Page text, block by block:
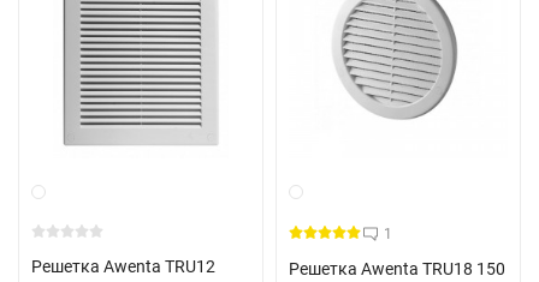
Решетка Awenta TRU12
1
Решетка Awenta TRU18 150